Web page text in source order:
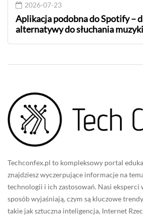
2026-07-23
Aplikacja podobna do Spotify –
alternatywy do słuchania muzyki
Techconfex.pl to kompleksowy portal
znajdziesz wyczerpujące informacje na
technologii i ich zastosowań. Nasi eksperci
sposób wyjaśniają, czym są kluczowe
takie jak sztuczna inteligencja, Internet